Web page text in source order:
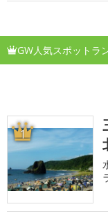
GW人気スポットラ
1